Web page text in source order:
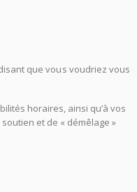
que vous voudriez vous
horaires, ainsi qu’à vos
et de « démêlage »